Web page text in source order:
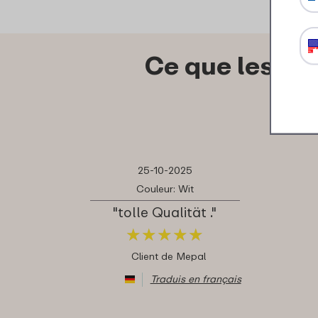
Ce que les
25-10-2025
Couleur: Wit
"tolle Qualität ."
★★★★★
★★★★★
Client de Mepal
Traduis en français